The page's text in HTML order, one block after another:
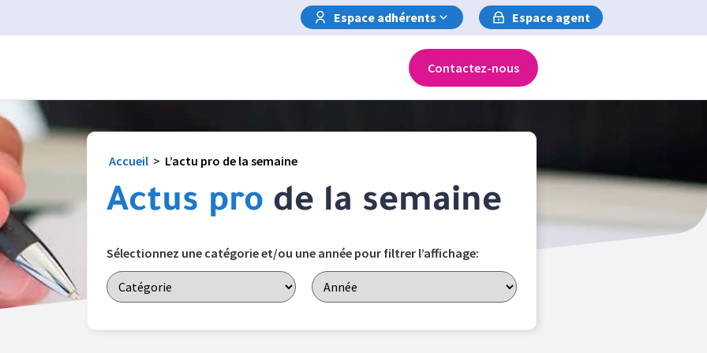
Espace adhérents
Espace agent
Contactez-nous
Accueil > L’actu pro de la semaine
Actus pro de la semaine
Sélectionnez une catégorie et/ou une année pour filtrer l’affichage: